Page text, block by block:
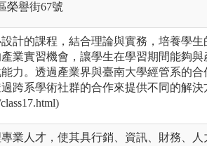
榮譽街67號
計的課程，結合理論與實務，培養學生
業實習機會，讓學生在學習期間能夠與
力。透過產業界與臺南大學經管系的合
跨系學術社群的合作來提供不同的解決
業人才，使其具行銷、資訊、財務、人